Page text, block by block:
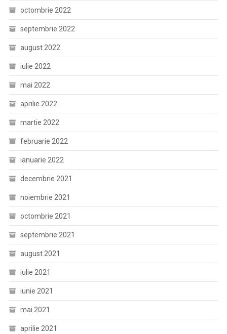
octombrie 2022
septembrie 2022
august 2022
iulie 2022
mai 2022
aprilie 2022
martie 2022
februarie 2022
ianuarie 2022
decembrie 2021
noiembrie 2021
octombrie 2021
septembrie 2021
august 2021
iulie 2021
iunie 2021
mai 2021
aprilie 2021